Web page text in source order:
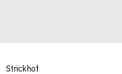
Strickhof